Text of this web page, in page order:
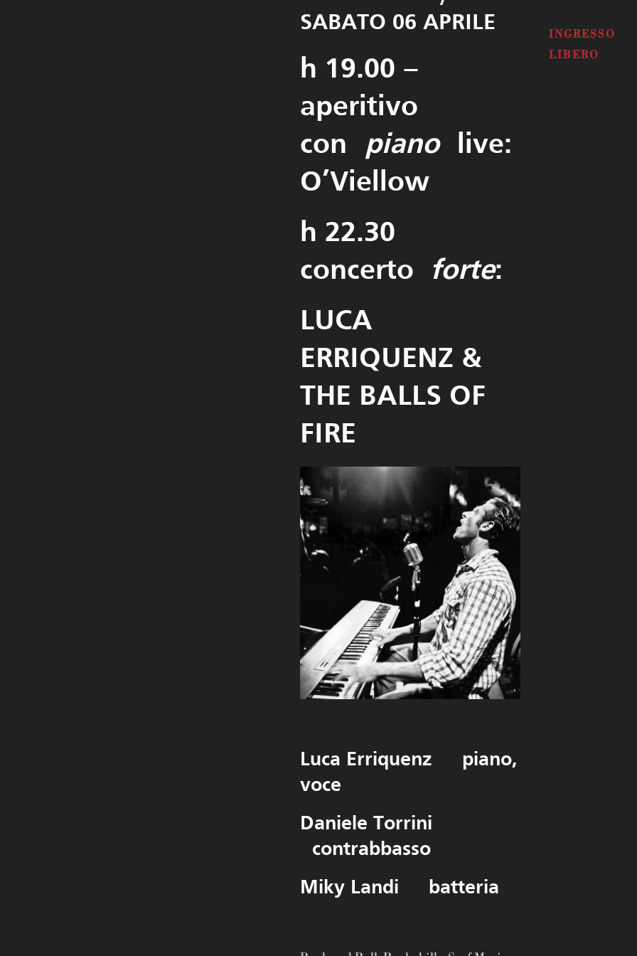
INGRESSO
LIBERO
SABATO 06 APRILE
h 19.00 –
aperitivo
con pianolive: Jack
O’Viellow
h 22.30
concerto forte:
LUCA
ERRIQUENZ &
THE BALLS OF
FIRE
Luca Erriquenz piano,
voce
Daniele Torrini
contrabbasso
Miky Landi batteria